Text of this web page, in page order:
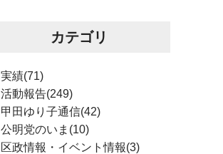
カテゴリ
実績(71)
活動報告(249)
甲田ゆり子通信(42)
公明党のいま(10)
区政情報・イベント情報(3)